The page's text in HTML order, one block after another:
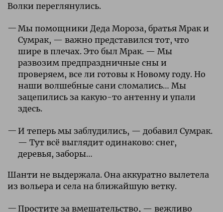
Волки переглянулись.
Мы помощники Деда Мороза, братья Мрак и
Сумрак, — важно представился тот, что
шире в плечах. Это был Мрак. — Мы
развозим предпраздничные сны и
проверяем, все ли готовы к Новому году. Но
наши волшебные сани сломались… Мы
зацепились за какую-то антенну и упали
здесь.
И теперь мы заблудились, — добавил Сумрак.
— Тут всё выглядит одинаково: снег,
деревья, заборы…
Шанти не выдержала. Она аккуратно вылетела
из вольера и села на ближайшую ветку.
Простите за вмешательство, — вежливо